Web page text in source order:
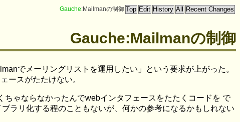
Gauche:Mailmanの制御
Gauche:Mailmanの制御
でメーリングリストを運用したい」という要求が上がった。
ースがたたけない。
ゃならなかったんでwebインタフェースをたたくコードを で
ラリ化する程のこともないが、何かの参考になるかもしれない